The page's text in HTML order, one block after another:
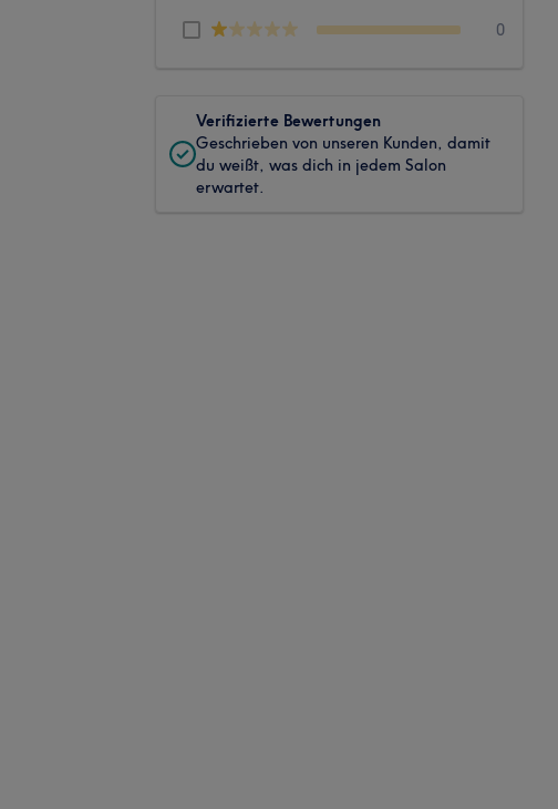
0
Verifizierte Bewertungen
Geschrieben von unseren Kunden, damit
du weißt, was dich in jedem Salon
erwartet.